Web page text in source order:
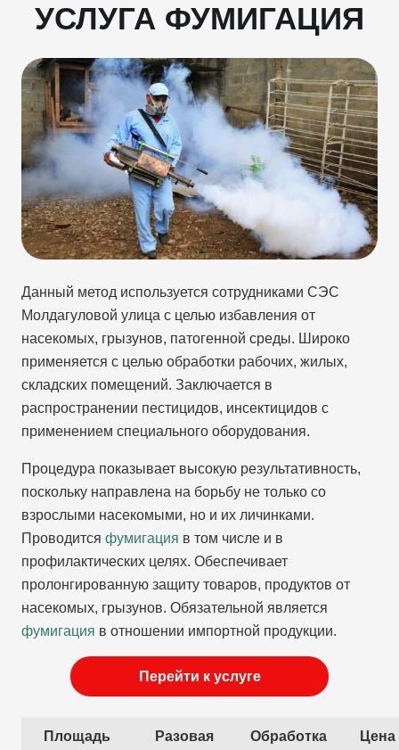
УСЛУГА ФУМИГАЦИЯ
Данный метод используется сотрудниками СЭС
Молдагуловой улица с целью избавления от
насекомых, грызунов, патогенной среды. Широко
применяется с целью обработки рабочих, жилых,
складских помещений. Заключается в
распространении пестицидов, инсектицидов с
применением специального оборудования.
Процедура показывает высокую результативность,
поскольку направлена на борьбу не только со
взрослыми насекомыми, но и их личинками.
Проводится фумигация в том числе и в
профилактических целях. Обеспечивает
пролонгированную защиту товаров, продуктов от
насекомых, грызунов. Обязательной является
фумигация в отношении импортной продукции.
Перейти к услуге
Площадь
Разовая
Обработка
Цена